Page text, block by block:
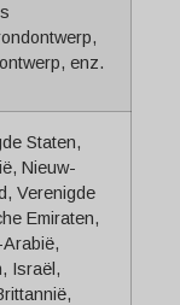
enz.
Staten,
Nieuw-
Verenigde
Emiraten,
Israël,